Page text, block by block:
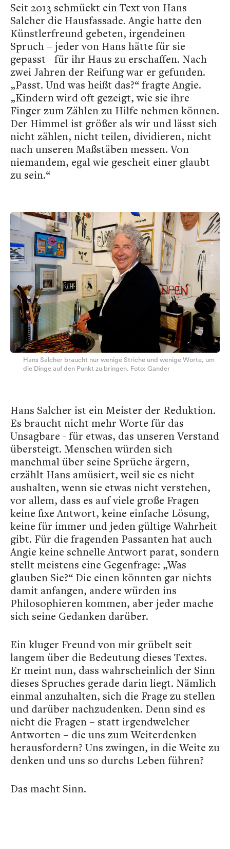
Seit 2013 schmückt ein Text von Hans
Salcher die Hausfassade. Angie hatte den
Künstlerfreund gebeten, irgendeinen
Spruch – jeder von Hans hätte für sie
gepasst - für ihr Haus zu erschaffen. Nach
zwei Jahren der Reifung war er gefunden.
„Passt. Und was heißt das?“ fragte Angie.
„Kindern wird oft gezeigt, wie sie ihre
Finger zum Zählen zu Hilfe nehmen können.
Der Himmel ist größer als wir und lässt sich
nicht zählen, nicht teilen, dividieren, nicht
nach unseren Maßstäben messen. Von
niemandem, egal wie gescheit einer glaubt
zu sein.“
Hans Salcher braucht nur wenige Striche und wenige Worte, um
die Dinge auf den Punkt zu bringen. Foto: Gander
Hans Salcher ist ein Meister der Reduktion.
Es braucht nicht mehr Worte für das
Unsagbare - für etwas, das unseren Verstand
übersteigt. Menschen würden sich
manchmal über seine Sprüche ärgern,
erzählt Hans amüsiert, weil sie es nicht
aushalten, wenn sie etwas nicht verstehen,
vor allem, dass es auf viele große Fragen
keine fixe Antwort, keine einfache Lösung,
keine für immer und jeden gültige Wahrheit
gibt. Für die fragenden Passanten hat auch
Angie keine schnelle Antwort parat, sondern
stellt meistens eine Gegenfrage: „Was
glauben Sie?“ Die einen könnten gar nichts
damit anfangen, andere würden ins
Philosophieren kommen, aber jeder mache
sich seine Gedanken darüber.
Ein kluger Freund von mir grübelt seit
langem über die Bedeutung dieses Textes.
Er meint nun, dass wahrscheinlich der Sinn
dieses Spruches gerade darin liegt. Nämlich
einmal anzuhalten, sich die Frage zu stellen
und darüber nachzudenken. Denn sind es
nicht die Fragen – statt irgendwelcher
Antworten – die uns zum Weiterdenken
herausfordern? Uns zwingen, in die Weite zu
denken und uns so durchs Leben führen?
Das macht Sinn.